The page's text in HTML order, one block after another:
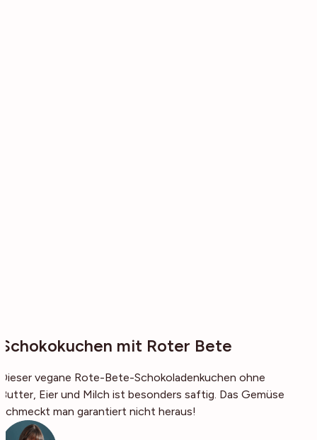
Schokokuchen mit Roter Bete
Dieser vegane Rote-Bete-Schokoladenkuchen ohne
Butter, Eier und Milch ist besonders saftig. Das Gemüse
schmeckt man garantiert nicht heraus!